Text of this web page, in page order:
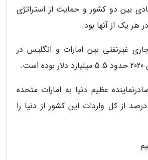
بین دو کشور و حمایت از استراتژی
هر یک از آنها بود.
غیرنفتی بین امارات و انگلیس در
عظیم دنیا به امارات متحده
است و 2.8 درصد از کل واردات این کشور از دنیا را